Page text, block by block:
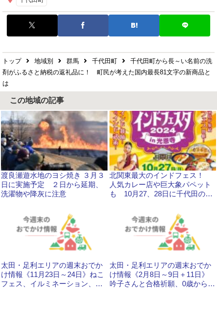
トップ 地域別 群馬 千代田町
千代田町から長～い名前の洗
剤がふるさと納税の返礼品に！ 町民が考えた国内最長81文字の新商品と
は
この地域の記事
渡良瀬遊水地のヨシ焼き ３月３
日に実施予定 ２日から延期、
洗濯物や降灰に注意
北関東最大のインドフェス！
人気カレー店や巨大象パペット
も 10月27、28日に千代田の光
太田・足利エリアの週末おでか
け情報《11月23日～24日》ねこ
フェス、イルミネーション、カ
太田・足利エリアの週末おでか
け情報《2月8日～9日＋11日》
吟子さんと合格祈願、0歳からの